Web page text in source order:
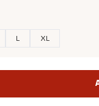
L XL